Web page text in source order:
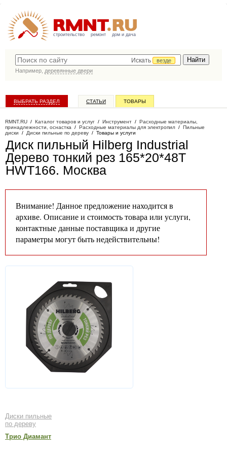
строительство ремонт дом и дача
Искать
везде
Например, деревянные двери
ВЫБРАТЬ РАЗДЕЛ СТАТЬИ ТОВАРЫ
RMNT.RU / Каталог товаров и услуг / Инструмент / Расходные материалы,
принадлежности, оснастка / Расходные материалы для электропил / Пильные
диски / Диски пильные по дереву / Товары и услуги
Диск пильный Hilberg Industrial
Дерево тонкий рез 165*20*48Т
HWT166. Москва
Внимание! Данное предложение находится в
архиве. Описание и стоимость товара или услуги,
контактные данные поставщика и другие
параметры могут быть недействительны!
Диски пильные
по дереву
Трио Диамант